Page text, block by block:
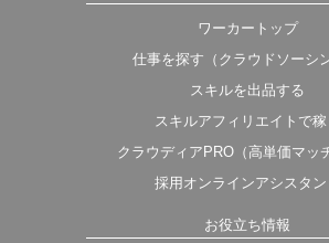
ワーカートップ
仕事を探す（クラウドソーシ
スキルを出品する
スキルアフィリエイトで稼
クラウディアPRO（高単価マッ
採用オンラインアシスタン
お役立ち情報